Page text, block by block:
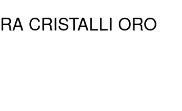
CRISTALLI ORO